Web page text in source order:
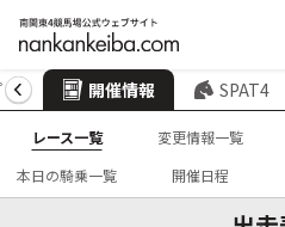
開催情報 SPAT4
レース一覧 変更情報一覧
本日の騎乗一覧
開催日程